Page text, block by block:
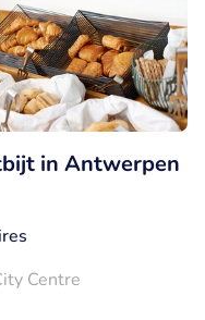
in Antwerpen
Centre